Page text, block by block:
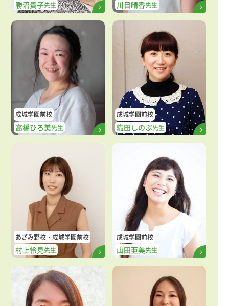
勝沼貴子先生 川目晴香先生
成城学園前校
高橋ひろ美先生
成城学園前校
織田しのぶ先生
あざみ野校 成城学園前校
村上怜見先生
成城学園前校
山田亜美先生